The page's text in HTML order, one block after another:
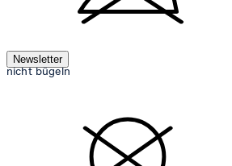
nicht bügeln
Newsletter